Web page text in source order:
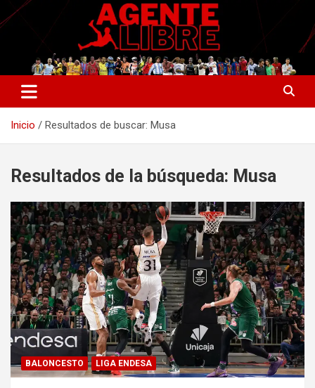
Saltar
al
Agente Libre Digital
La nueva generación del periodismo deportivo.
Inicio Resultados de buscar: Musa
Resultados de la búsqueda: Musa
BALONCESTO LIGA ENDESA